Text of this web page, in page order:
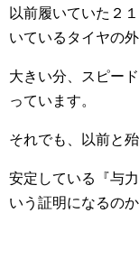
以前履いていた２
いているタイヤの
大きい分、スピー
っています。
それでも、以前と
安定している『与
いう証明になるの